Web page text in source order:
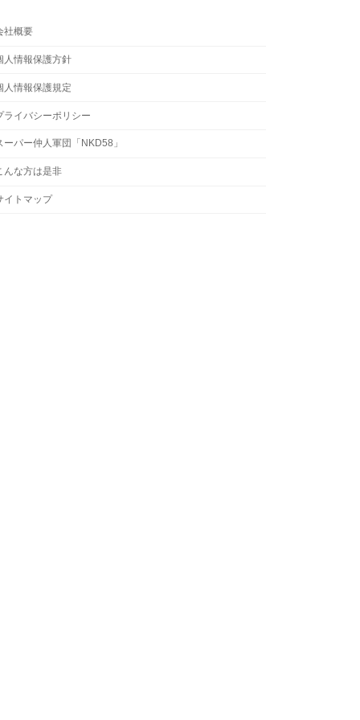
社概要
人情報保護方針
人情報保護規定
ライバシーポリシー
ーパー仲人軍団「NKD58」
んな方は是非
イトマップ